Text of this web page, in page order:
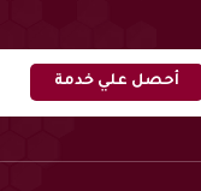
أحصل علي خدمة